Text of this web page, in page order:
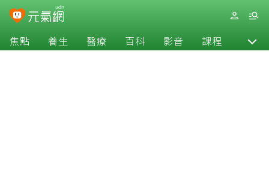
焦點 養生 醫療 百科 影音 課程 退休